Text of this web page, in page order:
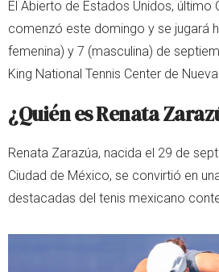
El Abierto de Estados Unidos, último
comenzó este domingo y se jugará
femenina) y 7 (masculina) de
King National Tennis Center de Nueva
¿Quién es Renata
Renata Zarazúa, nacida el 29 de
Ciudad de México, se convirtió en
destacadas del tenis mexicano